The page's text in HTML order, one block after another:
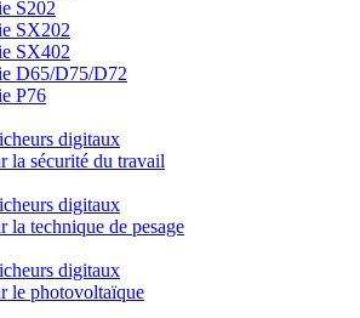
S202
SX202
SX402
D65/D75/D72
P76
digitaux
la sécurité du travail
digitaux
la technique de pesage
digitaux
le photovoltaïque